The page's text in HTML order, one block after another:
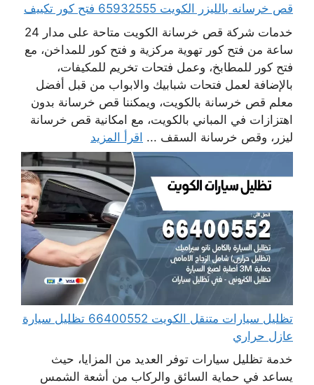
قص خرسانه بالليزر الكويت 65932555 فتح كور تكييف
خدمات شركة قص خرسانة الكويت متاحة على مدار 24
ساعة من فتح كور تهوية مركزية و فتح كور للمداخن، مع
فتح كور للمطابخ، وعمل فتحات تخريم للمكيفات،
بالإضافة لعمل فتحات شبابيك والابواب من قبل أفضل
معلم قص خرسانة بالكويت، ويمكننا قص خرسانة بدون
اهتزازات في المباني بالكويت، مع امكانية قص خرسانة
ليزر، وقص خرسانة السقف ... اقرأ المزيد
تظليل سيارات متنقل الكويت 66400552 تظليل سيارة
عازل حراري
خدمة تظليل سيارات توفر العديد من المزايا، حيث
يساعد في حماية السائق والركاب من أشعة الشمس